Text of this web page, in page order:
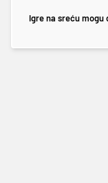
Igre na sreću